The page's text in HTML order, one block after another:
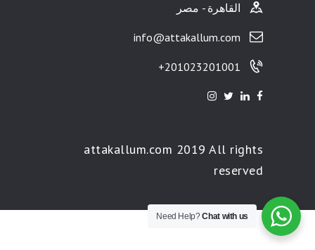
القاهرة - مصر
info@attakallum.com
201023201001+
attakallum.com 2019 All rights
reserved
Need Help?Chat with us